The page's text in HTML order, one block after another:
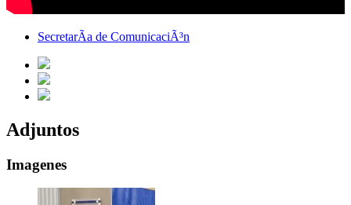
SecretarÃ­a de ComunicaciÃ³n
Adjuntos
Imagenes